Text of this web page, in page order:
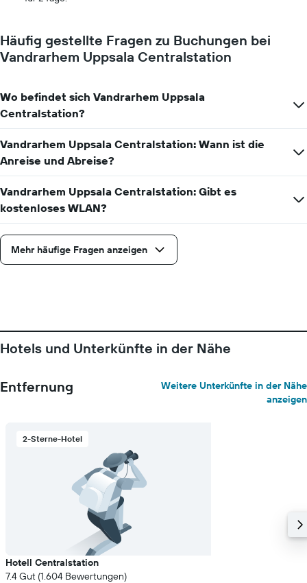
Häufig gestellte Fragen zu Buchungen bei
Vandrarhem Uppsala Centralstation
Wo befindet sich Vandrarhem Uppsala
Centralstation?
Vandrarhem Uppsala Centralstation: Wann ist die
Anreise und Abreise?
Vandrarhem Uppsala Centralstation: Gibt es
kostenloses WLAN?
Mehr häufige Fragen anzeigen
Hotels und Unterkünfte in der Nähe
Entfernung
Weitere Unterkünfte in der Nähe
anzeigen
2-Sterne-Hotel
Hotell Centralstation
7.4 Gut (1.604 Bewertungen)